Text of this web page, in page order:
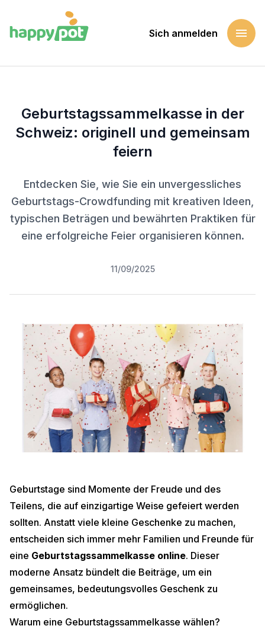
Sich anmelden menu
Geburtstagssammelkasse in der
Schweiz: originell und gemeinsam
feiern
Entdecken Sie, wie Sie ein unvergessliches
Geburtstags-Crowdfunding mit kreativen Ideen,
typischen Beträgen und bewährten Praktiken für
eine erfolgreiche Feier organisieren können.
11/09/2025
Geburtstage sind Momente der Freude und des
Teilens, die auf einzigartige Weise gefeiert werden
sollten. Anstatt viele kleine Geschenke zu machen,
entscheiden sich immer mehr Familien und Freunde für
eine Geburtstagssammelkasse online. Dieser
moderne Ansatz bündelt die Beiträge, um ein
gemeinsames, bedeutungsvolles Geschenk zu
ermöglichen.
Warum eine Geburtstagssammelkasse wählen?